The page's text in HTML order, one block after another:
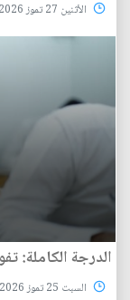
الأثنين 27 تموز 2026
الدرجة الكاملة:
السبت 25 تموز 2026